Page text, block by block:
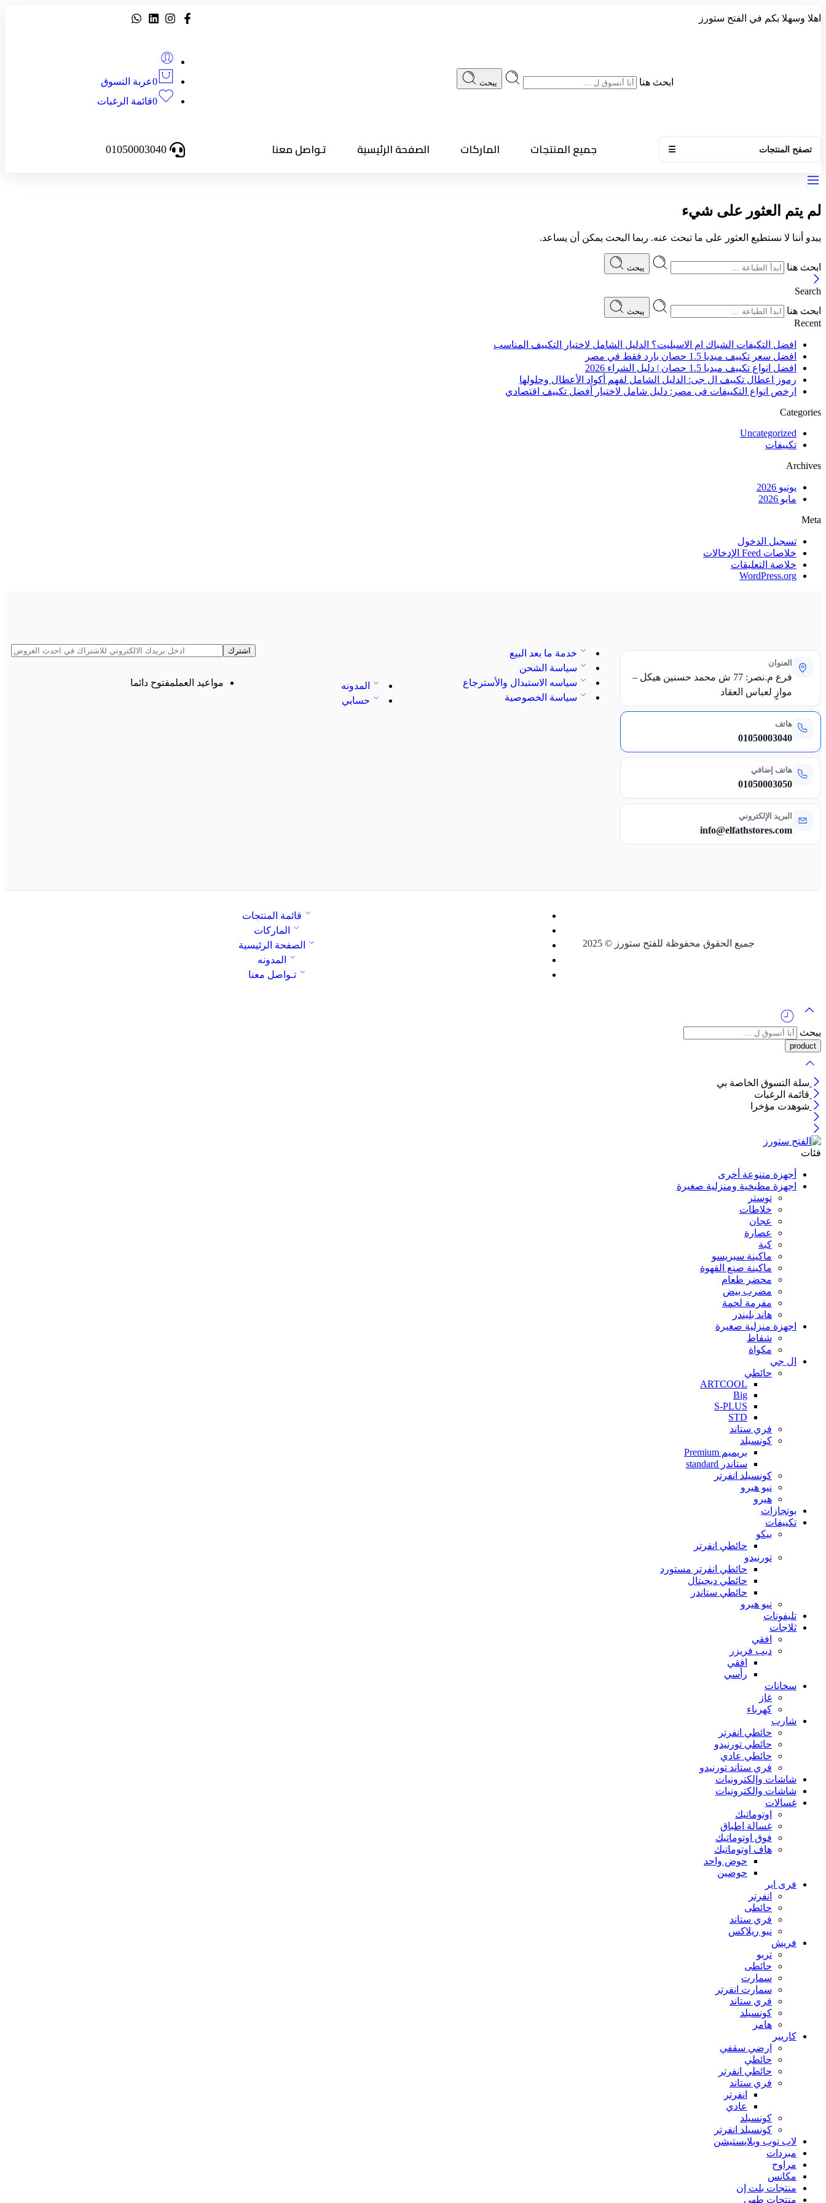
اهلا وسهلا بكم في الفتح ستورز
ابحث هنا يبحث 0عربة التسوق
0قائمة الرغبات
تصفح المنتجات ☰ جميع المنتجات الماركات الصفحة الرئيسية تـواصل معنا 01050003040
لم يتم العثور على شيء
يبدو أننا لا نستطيع العثور على ما تبحث عنه. ربما البحث يمكن أن يساعد.
ابحث هنا يبحث
Search
ابحث هنا
يبحث
Recent
افضل التكيفات الشباك ام الاسبليت؟ الدليل الشامل لاختيار التكييف المناسب
افضل سعر تكييف ميديا 1.5 حصان بارد فقط في مصر
افضل انواع تكييف ميديا 1.5 حصان | دليل الشراء 2026
رموز اعطال تكييف ال جى: الدليل الشامل لفهم أكواد الأعطال وحلولها
ارخص انواع التكييفات فى مصر: دليل شامل لاختيار أفضل تكييف اقتصادي
Categories
Uncategorized
تكييفات
Archives
يونيو 2026
مايو 2026
Meta
تسجيل الدخول
خلاصات Feed الإدخالات
خلاصة التعليقات
WordPress.org
العنوان
فرع م.نصر: 77 ش محمد حسنين هيكل –
موازٍ لعباس العقاد
هاتف
01050003040
هاتف إضافي
01050003050
البريد الإلكتروني
info@elfathstores.com
خدمة ما بعد البيع
سياسة الشحن
سياسه الاستبدال والأسترجاع
سياسة الخصوصية
المدونه
حسابي
مواعيد العملمفتوح دائما
جميع الحقوق محفوظة للفتح ستورز © 2025
قائمة المنتجات
الماركات
الصفحة الرئيسية
المدونه
تـواصل معنا
يبحث
سلة التسوق الخاصة بي
قائمة الرغبات
شوهدت مؤخرا
فئات
أجهزة متنوعة أخرى
اجهزة مطبخية ومنزلية صغيرة
توستر
خلاطات
عجان
عصارة
كبة
ماكينة سبريسو
ماكينة صنع القهوة
محضر طعام
مضرب بيض
مفرمة لحمة
هاند بليندر
اجهزة منزلية صغيرة
شفاط
مكواة
ال جي
حائطي
ARTCOOL
Big
S-PLUS
STD
فري ستاند
كونسيلد
بريميم Premium
ستاندر standard
كونسيلد انفرتر
نيو هيرو
هيرو
بوتجازات
تكييفات
بيكو
حائطي انفرتر
تورنيدو
حائطي انفرتر مستورد
حائطي ديجيتال
حائطي ستاندر
نيو هيرو
تليفونات
ثلاجات
افقي
ديب فريزر
افقي
رأسي
سخانات
غاز
كهرباء
شارب
حائطي انفرتر
حائطي تورنيدو
حائطي عادي
فري ستاند تورنيدو
شاشات وإلكترونيات
شاشات والكترونيات
غسالات
اوتوماتيك
غسالة اطباق
فوق اوتوماتيك
هاف اوتوماتيك
حوض واحد
حوضين
فرى اير
انفرتر
حائطى
فري ستاند
نيو ريلاكس
فريش
تربو
حائطى
سمارت
سمارت انفرتر
فري ستاند
كونسيلد
هامر
كاريير
ارضي سقفي
حائطي
حائطي انفرتر
فري ستاند
انفرتر
عادي
كونسيلد
كونسيلد انفرتر
لاب توب وبلايستيشن
مبردات
مراوح
مكانس
منتجات بلت إن
منتجات طهي